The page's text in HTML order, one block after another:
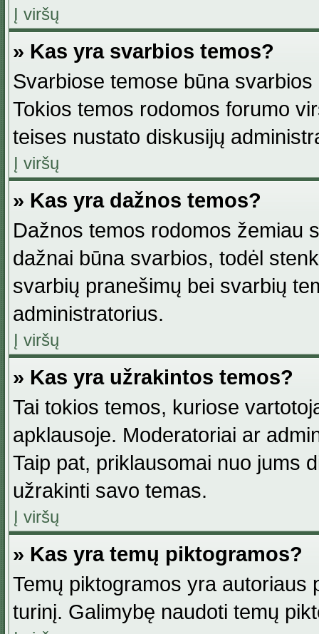
Į viršų
» Kas yra svarbios temos?
Svarbiose temose būna
Tokios temos rodomos forumo
teises nustato diskusijų
Į viršų
» Kas yra dažnos temos?
Dažnos temos rodomos žemiau
dažnai būna svarbios, todėl
svarbių pranešimų bei svarbių
administratorius.
Į viršų
» Kas yra užrakintos temos?
Tai tokios temos, kuriose
apklausoje. Moderatoriai ar
Taip pat, priklausomai nuo jums
užrakinti savo temas.
Į viršų
» Kas yra temų piktogramos?
Temų piktogramos yra autoriaus
turinį. Galimybę naudoti temų